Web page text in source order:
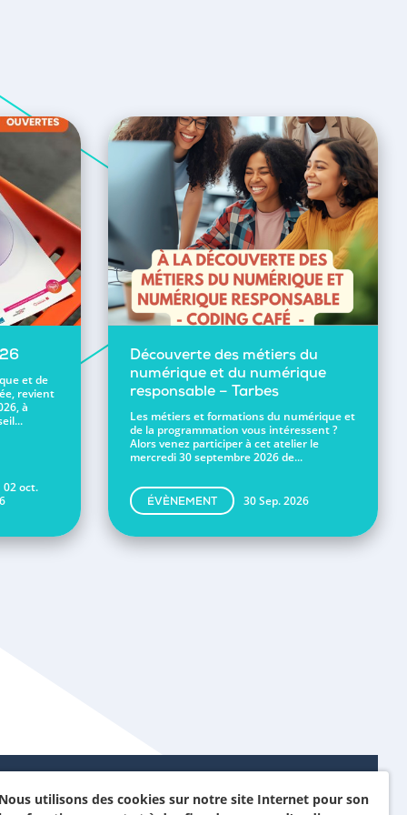
et de
revient
à
02 oct.
Découverte des métiers du
numérique et du numérique
responsable – Tarbes
Les métiers et formations du numérique et
de la programmation vous intéressent ?
Alors venez participer à cet atelier le
mercredi 30 septembre 2026 de...
ÉVÈNEMENT 30 Sep. 2026
utilisons des cookies sur notre site Internet pour son